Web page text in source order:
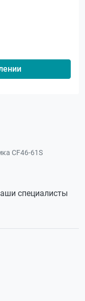
CF46-61S
специалисты